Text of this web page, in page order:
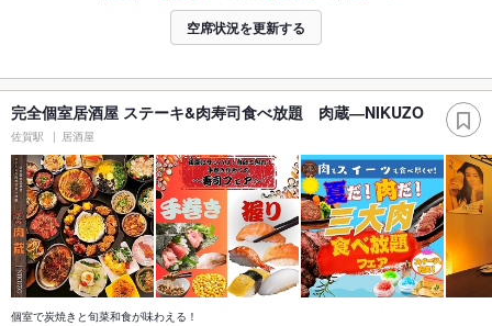
空席状況を更新する
完全個室居酒屋 ステーキ&肉寿司食べ放題 肉蔵―NIKUZO
佐賀駅 居酒屋
個室で炭焼きと旬菜和食が味わえる！